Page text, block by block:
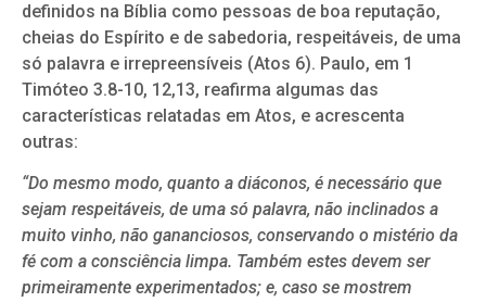
definidos na Bíblia como pessoas de boa reputação,
cheias do Espírito e de sabedoria, respeitáveis, de uma
só palavra e irrepreensíveis (Atos 6). Paulo, em 1
Timóteo 3.8-10, 12,13, reafirma algumas das
características relatadas em Atos, e acrescenta
outras:
“Do mesmo modo, quanto a diáconos, é necessário que
sejam respeitáveis, de uma só palavra, não inclinados a
muito vinho, não gananciosos, conservando o mistério da
fé com a consciência limpa. Também estes devem ser
primeiramente experimentados; e, caso se mostrem